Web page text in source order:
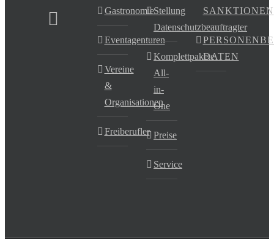
Gastronomie
Eventagenturen
Vereine
&
Organisationen
Freiberufler
Stellung
Datenschutzbeauftragter
Komplettpakete
All-
in-
One
Preise
Service
SANKTIONEN
DATEN